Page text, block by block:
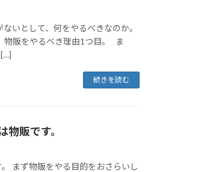
いとして、何をやるべきなのか。
物販をやるべき理由1つ目。 ま
続きを読む
販です。
まず物販をやる目的をおさらいし